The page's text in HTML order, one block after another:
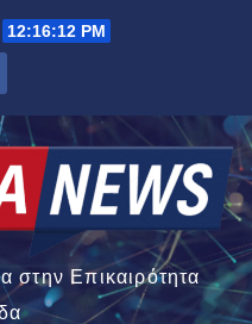
12:16:13 PM
στην Επικαιρότητα